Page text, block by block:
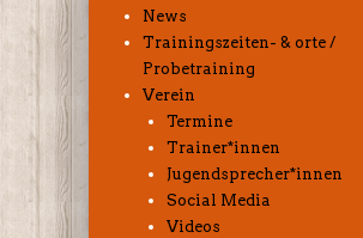
News
Trainingszeiten- & orte /
Probetraining
Verein
Termine
Trainer*innen
Jugendsprecher*innen
Social Media
Videos